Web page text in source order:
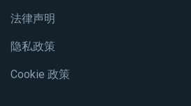
法律声明
隐私政策
Cookie 政策